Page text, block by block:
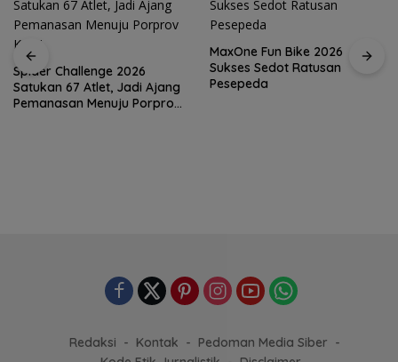
MaxOne Fun Bike 2026
Sukses Sedot Ratusan
Pesepeda
Jadikan Batam Destinasi
Redaksi Kontak
Pedoman Media Siber